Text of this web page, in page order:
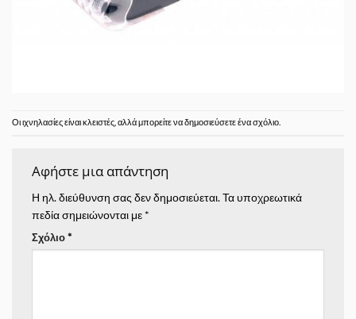
Οι ιχνηλασίες είναι κλειστές, αλλά μπορείτε να δημοσιεύσετεένα σχόλιο
Αφήστε μια απάντηση
Η ηλ. διεύθυνση σας δεν δημοσιεύεται.Τα υποχρεωτικά
πεδία σημειώνονται με *
Σχόλιο*